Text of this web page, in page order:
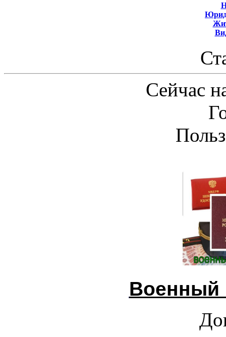
Сейчас
Военный